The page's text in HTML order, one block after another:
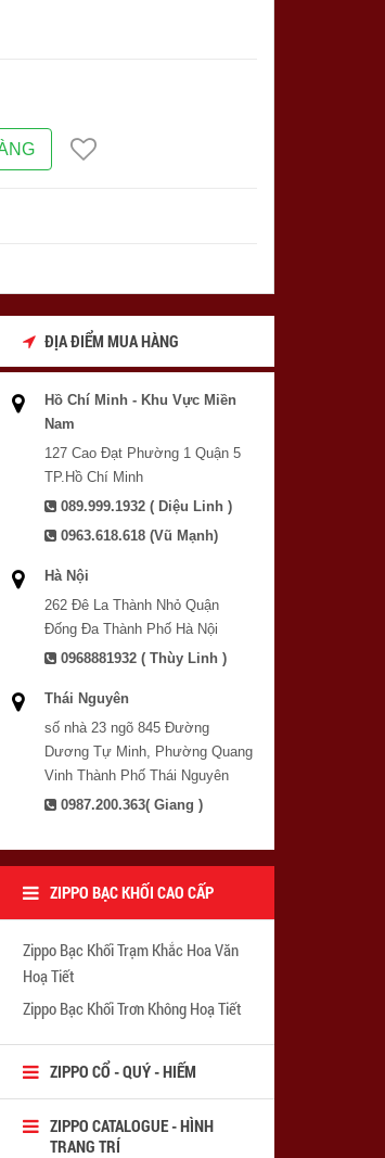
ĐỊA ĐIỂM MUA HÀNG
Hồ Chí Minh - Khu Vực Miền
Nam
127 Cao Đạt Phường 1 Quận 5
TP.Hồ Chí Minh
089.999.1932 ( Diệu Linh )
0963.618.618 (Vũ Mạnh)
Hà Nội
262 Đê La Thành Nhỏ Quận
Đống Đa Thành Phố Hà Nội
0968881932 ( Thùy Linh )
Thái Nguyên
số nhà 23 ngõ 845 Đường
Dương Tự Minh, Phường Quang
Vinh Thành Phố Thái Nguyên
0987.200.363( Giang )
ZIPPO BẠC KHỐI CAO CẤP
Zippo Bạc Khối Trạm Khắc Hoa Văn
Hoạ Tiết
Zippo Bạc Khối Trơn Không Hoạ Tiết
ZIPPO CỔ - QUÝ - HIẾM
ZIPPO CATALOGUE - HÌNH
TRANG TRÍ